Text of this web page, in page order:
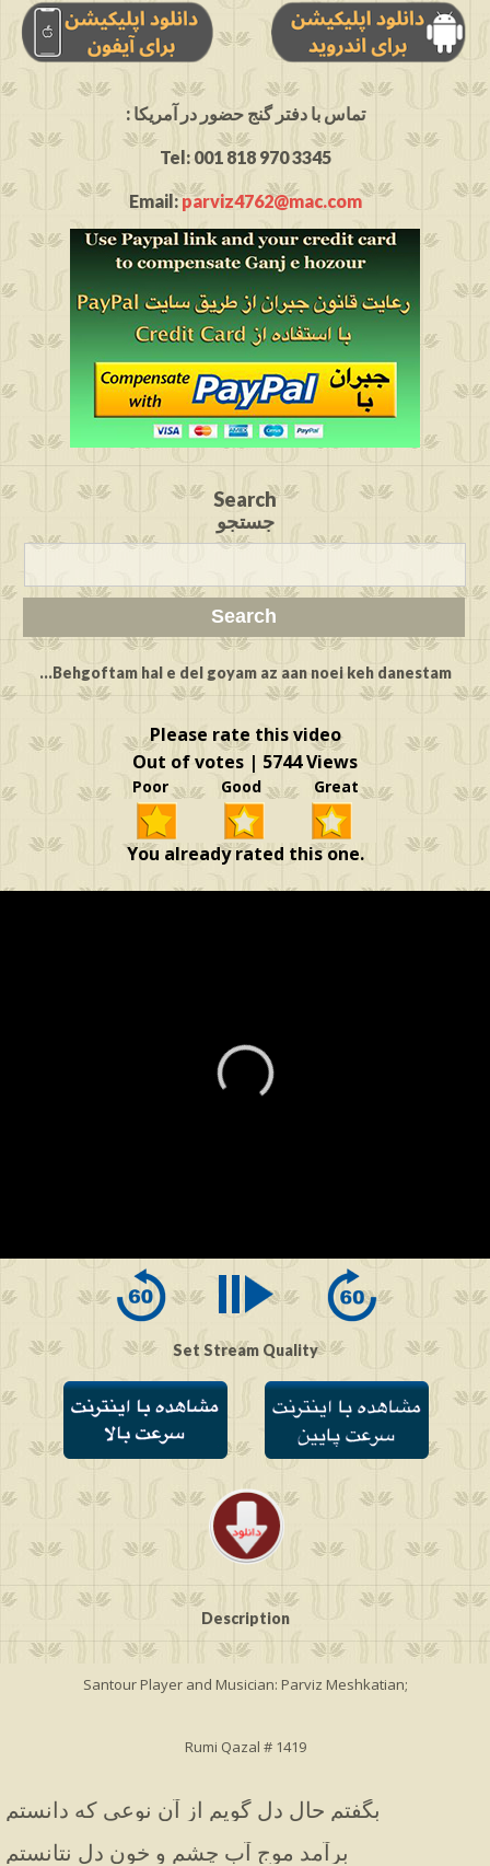
: تماس با دفتر گنج حضور در آمریکا
Tel: 001 818 970 3345
Email:parviz4762@mac.com
Search
جستجو
Behgoftam hal e del goyam az aan noei keh danestam...
Please rate this video
Out of votes | 5744 Views
Poor Good Great
You already rated this one.
of
Set Stream Quality
Description
Santour Player and Musician: Parviz Meshkatian;
Rumi Qazal # 1419
بگفتم حال دل گویم از آن نوعی که دانستم
برآمد موج آب چشم و خون دل نتانستم